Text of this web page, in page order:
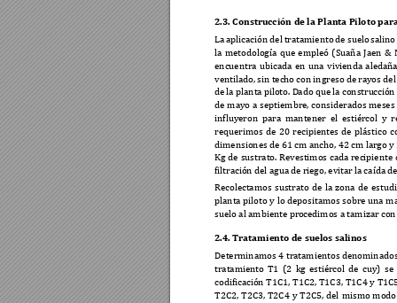
2.3. Construcción de la Planta Piloto
La aplicación del tratamiento de suelo salino
la metodología que empleó (Suaña Jaen &
encuentra ubicada en una vivienda
ventilado, sin techo con ingreso de rayos
de la planta piloto. Dado que la construcción
de mayo a septiembre, considerados meses
influyeron para mantener el estiércol y
requerimos de 20 recipientes de plástico
dimensiones de 61 cm ancho, 42 cm largo y
Kg de sustrato. Revestimos cada recipiente
filtración del agua de riego, evitar la caída
Recolectamos sustrato de la zona de
planta piloto y lo depositamos sobre una
suelo al ambiente procedimos a tamizar
2.4. Tratamiento de suelos salinos
Determinamos 4 tratamientos
tratamiento T1 (2 kg estiércol de cuy) se
codificación T1C1, T1C2, T1C3, T1C4 y
T2C2, T2C3, T2C4 y T2C5, del mismo